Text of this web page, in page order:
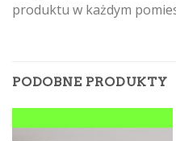
produktu w każdym
PODOBNE PRODUKTY